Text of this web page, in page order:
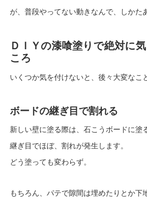
が、普段やってない動きなんで、しかた
ＤＩＹの漆喰塗りで絶対に
ころ
いくつか気を付けないと、後々大変なこ
ボードの継ぎ目で割れる
新しい壁に塗る際は、石こうボードに塗
継ぎ目でほぼ、割れが発生します。
どう塗っても変わらず。
もちろん、パテで隙間は埋めたりとか下